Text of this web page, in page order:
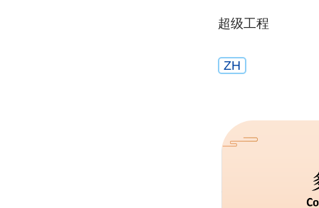
超级工程
ZH